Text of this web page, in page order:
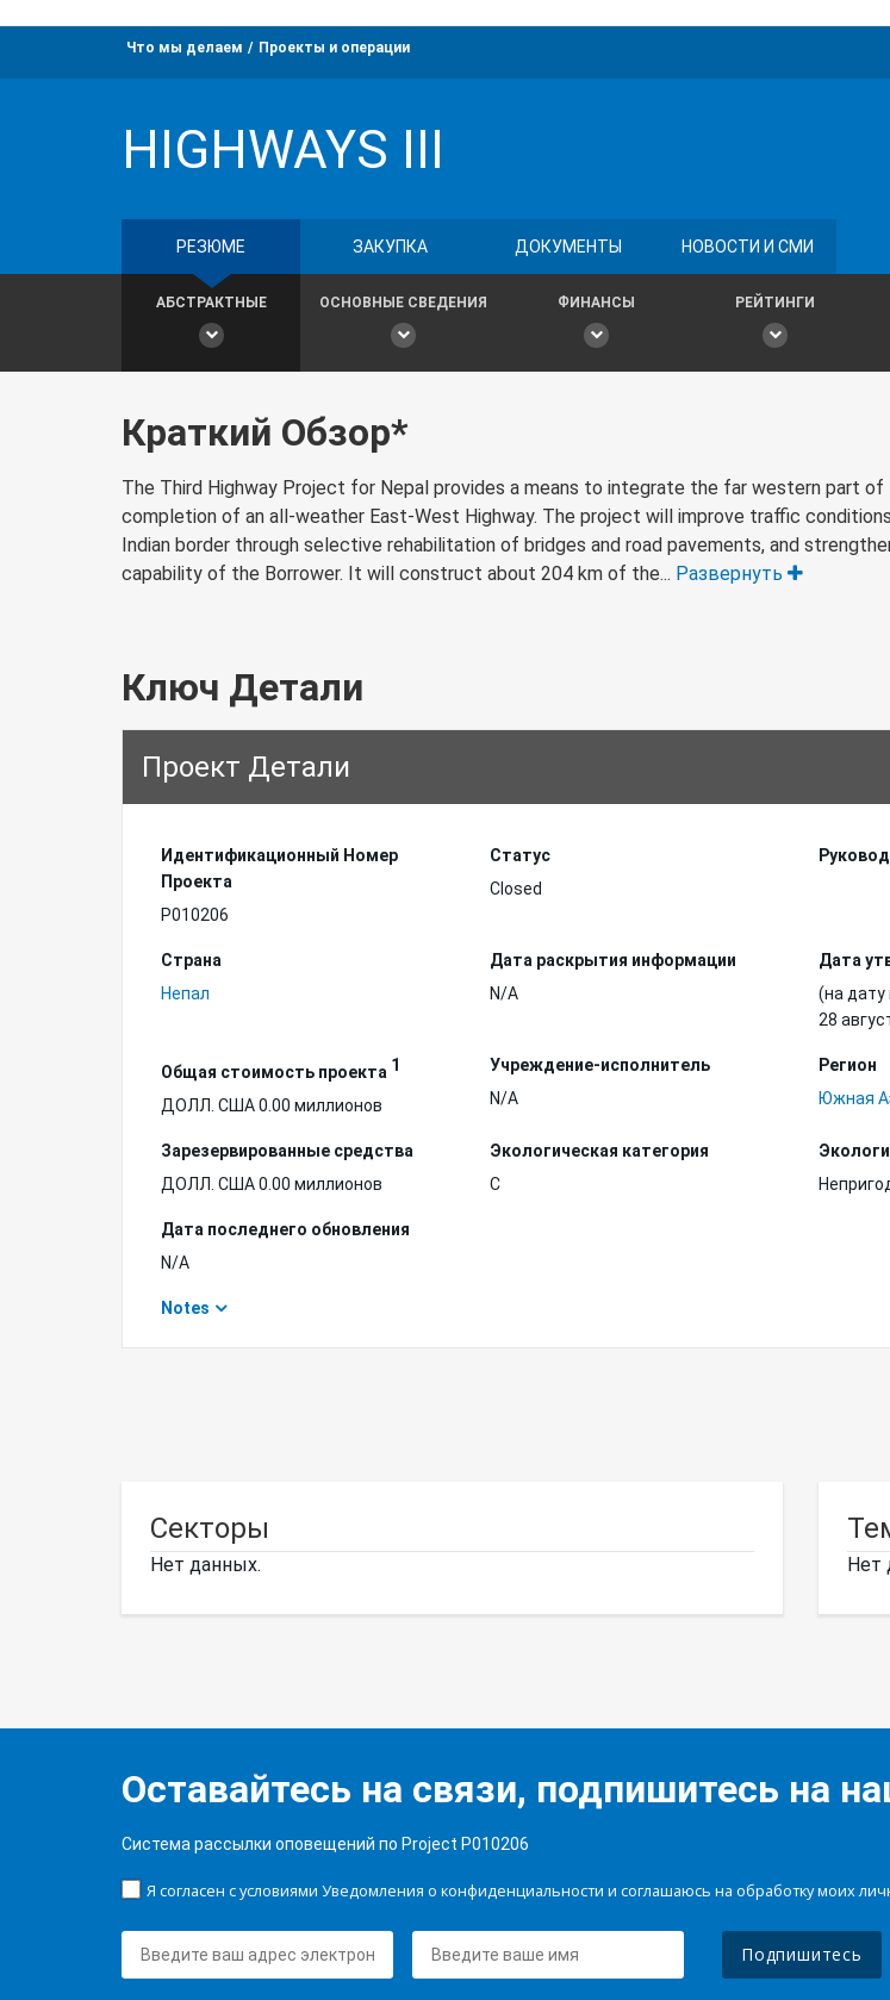
Что мы делаем Проекты и операции
HIGHWAYS III
РЕЗЮМЕ ЗАКУПКА ДОКУМЕНТЫ НОВОСТИ И СМИ
АБСТРАКТНЫЕ ОСНОВНЫЕ СВЕДЕНИЯ ФИНАНСЫ РЕЙТИНГИ
Краткий Обзор*
The Third Highway Project for Nepal provides a means to integrate the far western part
completion of an all-weather East-West Highway. The project will improve traffic
Indian border through selective rehabilitation of bridges and road pavements, and
capability of the Borrower. It will construct about 204 km of the... Развернуть
Ключ Детали
Проект Детали
Идентификационный Hомер
Проекта
P010206
Статус
Closed
Страна
Непал
Дата раскрытия информации
N/A
Дата
(на дату
28
Общая стоимость проекта 1
ДОЛЛ. США 0.00 миллионов
Учреждение-исполнитель
N/A
Регион
Южная
Зарезервированные средства
ДОЛЛ. США 0.00 миллионов
Экологическая категория
C
Дата последнего обновления
N/A
Notes
Секторы
Нет данных. Нет
Оставайтесь на связи, подпишитесь на
Система рассылки оповещений по Project P010206
Я согласен с условиями Уведомления о конфиденциальности и соглашаюсь на обработку моих
Подпишитесь